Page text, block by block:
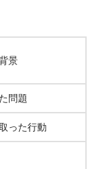
景
問題
った行動